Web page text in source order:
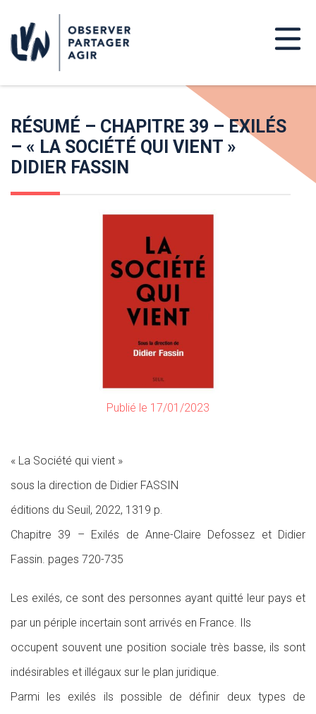
RÉSUMÉ – CHAPITRE 39 – EXILÉS
– « LA SOCIÉTÉ QUI VIENT »
DIDIER FASSIN
Publié le 17/01/2023
« La Société qui vient »
sous la direction de Didier FASSIN
éditions du Seuil, 2022, 1319 p.
Chapitre 39 – Exilés de Anne-Claire Defossez et Didier
Fassin. pages 720-735
Les exilés, ce sont des personnes ayant quitté leur pays et
par un périple incertain sont arrivés en France. Ils
occupent souvent une position sociale très basse, ils sont
indésirables et illégaux sur le plan juridique.
Parmi les exilés ils possible de définir deux types de